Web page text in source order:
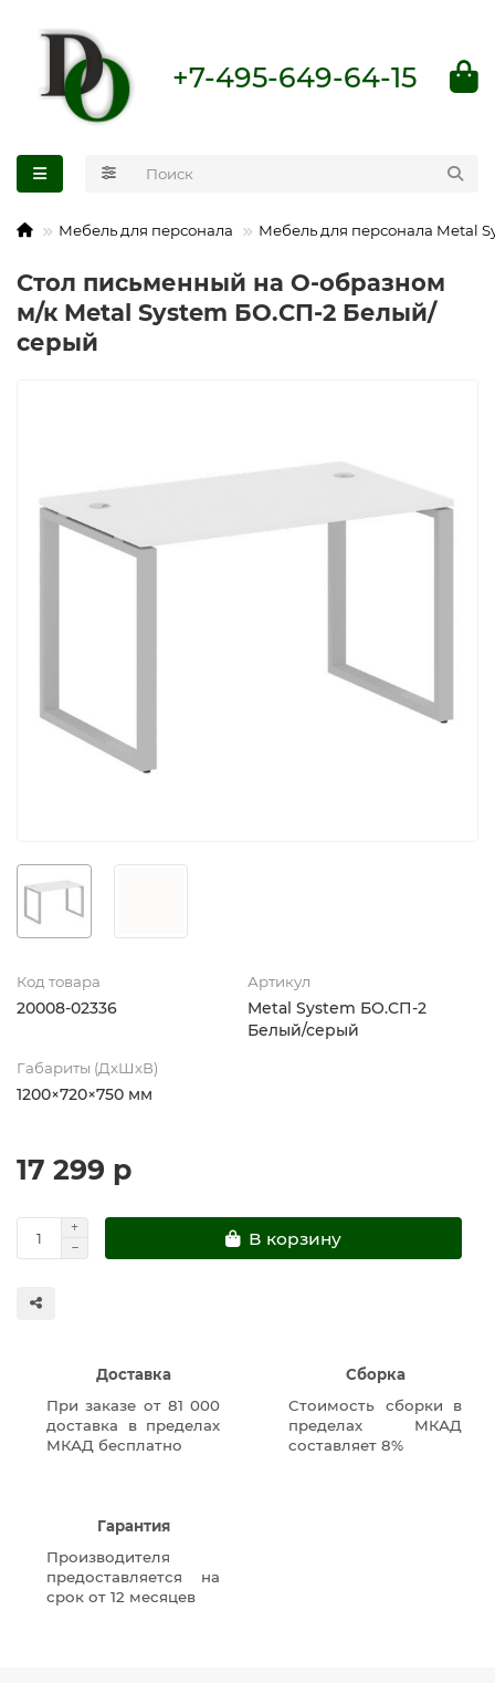
+7-495-649-64-15
Мебель для персонала Мебель для персонала Metal
Стол письменный на О-образном
м/к Metal System БО.СП-2 Белый/
серый
Код товара
20008-02336
Артикул
Metal System БО.СП-2
Белый/серый
Габариты (ДхШхВ)
1200×720×750 мм
17 299 р
В корзину
Доставка
При заказе от 81 000
доставка в пределах
МКАД бесплатно
Сборка
Стоимость сборки в
пределах МКАД
составляет 8%
Гарантия
Производителя
предоставляется на
срок от 12 месяцев